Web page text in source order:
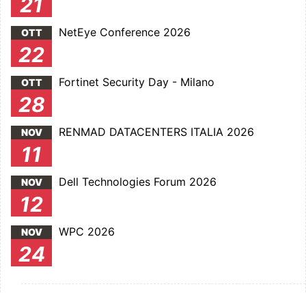
OTT
22
NetEye Conference 2026
OTT
28
Fortinet Security Day - Milano
NOV
11
RENMAD DATACENTERS ITALIA 2026
NOV
12
Dell Technologies Forum 2026
NOV
24
WPC 2026